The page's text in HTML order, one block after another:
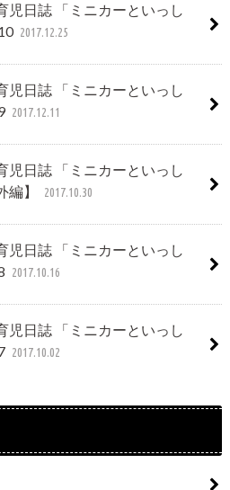
児日誌 「ミニカーといっし
2017.12.25
児日誌 「ミニカーといっし
2017.12.11
児日誌 「ミニカーといっし
編】
2017.10.30
児日誌 「ミニカーといっし
2017.10.16
児日誌 「ミニカーといっし
2017.10.02